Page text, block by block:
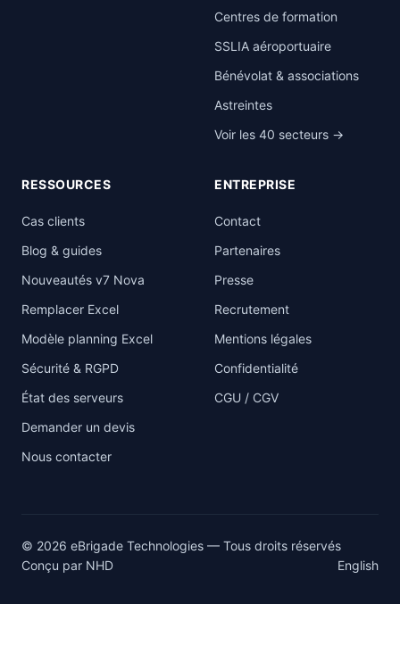
Centres de formation
SSLIA aéroportuaire
Bénévolat & associations
Astreintes
Voir les 40 secteurs →
RESSOURCES
Cas clients
Blog & guides
Nouveautés v7 Nova
Remplacer Excel
Modèle planning Excel
Sécurité & RGPD
État des serveurs
Demander un devis
Nous contacter
ENTREPRISE
Contact
Partenaires
Presse
Recrutement
Mentions légales
Confidentialité
CGU / CGV
© 2026 eBrigade Technologies — Tous droits réservés
Conçu par NHD English